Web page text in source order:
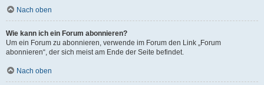
Nach oben
Wie kann ich ein Forum abonnieren?
Um ein Forum zu abonnieren, verwende im Forum den Link „Forum
abonnieren“, der sich meist am Ende der Seite befindet.
Nach oben